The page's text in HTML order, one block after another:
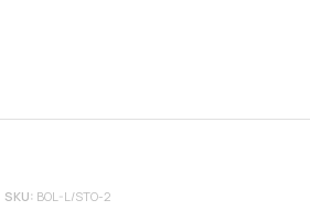
SKU: BOL-L/STO-2